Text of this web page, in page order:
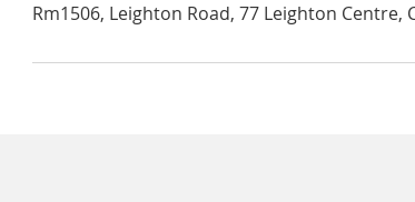
Rm1506, Leighton Road, 77 Leighton Centre,